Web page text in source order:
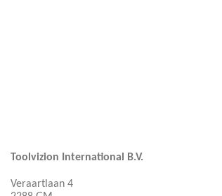
Toolvizion International B.V.
Veraartlaan 4